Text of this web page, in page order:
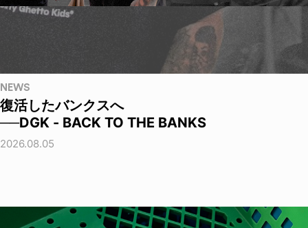
NEWS
復活したバンクスへ
──DGK - BACK TO THE BANKS
2026.08.05